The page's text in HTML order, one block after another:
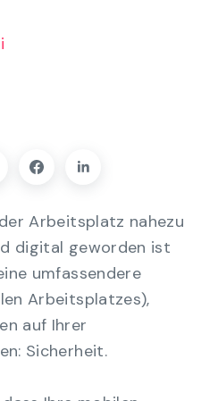
Arbeitsplatz nahezu
digital geworden ist
umfassendere
Arbeitsplatzes),
auf Ihrer
Sicherheit.